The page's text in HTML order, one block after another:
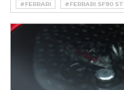
#FERRARI
#FERRARI SF90
#HYBRID
#HYPERCAR
#IBRIDA RICARICABILE